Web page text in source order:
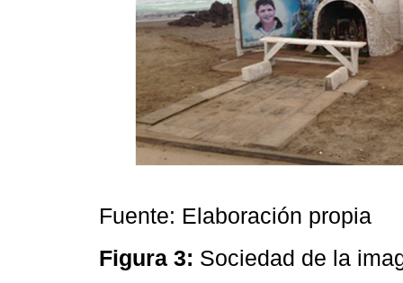
Fuente: Elaboración propia
Figura 3: Sociedad de la